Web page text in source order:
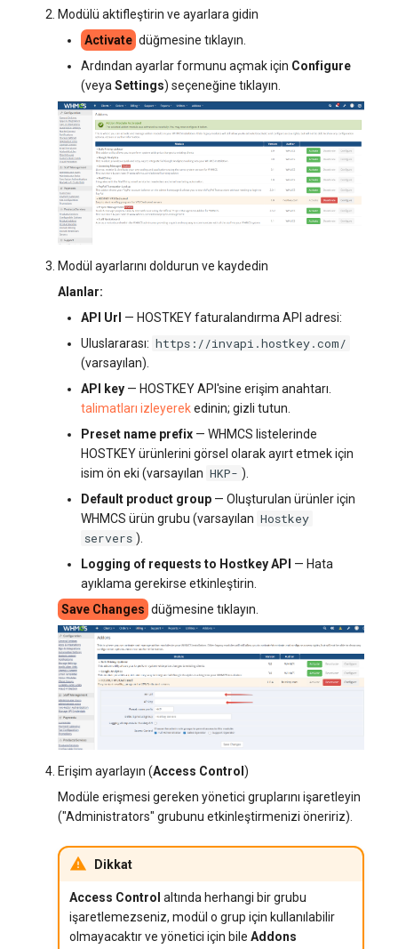
Modülü aktifleştirin ve ayarlara gidin
Activate düğmesine tıklayın.
Ardından ayarlar formunu açmak için Configure
(veya Settings) seçeneğine tıklayın.
Modül ayarlarını doldurun ve kaydedin
Alanlar:
API Url — HOSTKEY faturalandırma API adresi:
Uluslararası: https://invapi.hostkey.com/
(varsayılan).
API key— HOSTKEY API'sine erişim anahtarı.
talimatları izleyerekedinin; gizli tutun.
Preset name prefix— WHMCS listelerinde
HOSTKEY ürünlerini görsel olarak ayırt etmek için
isim ön eki (varsayılan HKP- ).
Default product group— Oluşturulan ürünler için
WHMCS ürün grubu (varsayılan Hostkey
servers ).
Logging of requests to Hostkey API — Hata
ayıklama gerekirse etkinleştirin.
Save Changes düğmesine tıklayın.
Erişim ayarlayın (Access Control )
Modüle erişmesi gereken yönetici gruplarını işaretleyin
("Administrators" grubunu etkinleştirmenizi öneririz).
Dikkat
Access Control altında herhangi bir grubu
işaretlemezseniz, modül o grup için kullanılabilir
olmayacaktır ve yönetici için bileAddons